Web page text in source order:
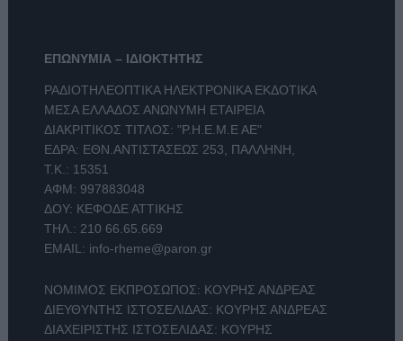
ΕΠΩΝΥΜΙΑ – ΙΔΙΟΚΤΗΤΗΣ
ΡΑΔΙΟΤΗΛΕΟΠΤΙΚΑ ΗΛΕΚΤΡΟΝΙΚΑ ΕΚΔΟΤΙΚΑ
ΜΕΣΑ ΕΛΛΑΔΟΣ ΑΝΩΝΥΜΗ ΕΤΑΙΡΕΙΑ
ΔΙΑΚΡΙΤΙΚΟΣ ΤΙΤΛΟΣ: "Ρ.Η.Ε.Μ.Ε ΑΕ"
ΕΔΡΑ: ΕΘΝ.ΑΝΤΙΣΤΑΣΕΩΣ 253, ΠΑΛΛΗΝΗ,
Τ.Κ.: 15351
ΑΦΜ: 997883048
ΔΟΥ: ΚΕΦΟΔΕ ΑΤΤΙΚΗΣ
ΤΗΛ.: 210 66.65.669
EMAIL: info-rheme@paron.gr
ΝΟΜΙΜΟΣ ΕΚΠΡΟΣΩΠΟΣ: ΚΟΥΡΗΣ ΑΝΔΡΕΑΣ
ΔΙΕΥΘΥΝΤΗΣ ΙΣΤΟΣΕΛΙΔΑΣ: ΚΟΥΡΗΣ ΑΝΔΡΕΑΣ
ΔΙΑΧΕΙΡΙΣΤΗΣ ΙΣΤΟΣΕΛΙΔΑΣ: ΚΟΥΡΗΣ